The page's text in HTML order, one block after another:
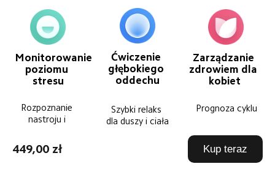
449,00 zł Kup teraz
Monitorowanie
poziomu
stresu
Rozpoznanie
nastroju i
Ćwiczenie
głębokiego
oddechu
Szybki relaks
dla duszy i ciała
Zarządzanie
zdrowiem dla
kobiet
Prognoza cyklu